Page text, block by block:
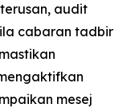
audit
cabaran tadbir
mesej